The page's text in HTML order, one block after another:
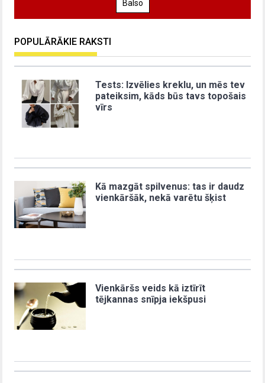
Balso
POPULĀRĀKIE RAKSTI
Tests: Izvēlies kreklu, un mēs tev
pateiksim, kāds būs tavs topošais
vīrs
Kā mazgāt spilvenus: tas ir daudz
vienkāršāk, nekā varētu šķist
Vienkāršs veids kā iztīrīt
tējkannas snīpja iekšpusi